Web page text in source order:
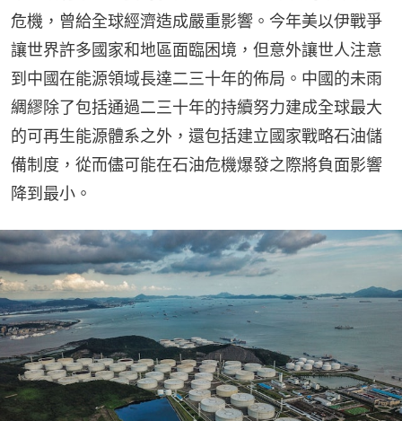
危機，曾給全球經濟造成嚴重影響。今年美以伊戰爭
讓世界許多國家和地區面臨困境，但意外讓世人注意
到中國在能源領域長達二三十年的佈局。中國的未雨
綢繆除了包括通過二三十年的持續努力建成全球最大
的可再生能源體系之外，還包括建立國家戰略石油儲
備制度，從而儘可能在石油危機爆發之際將負面影響
降到最小。